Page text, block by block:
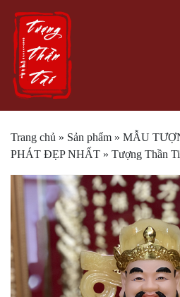
Trang chủ » Sản phẩm » MẪU
PHÁT ĐẸP NHẤT » Tượng Thần